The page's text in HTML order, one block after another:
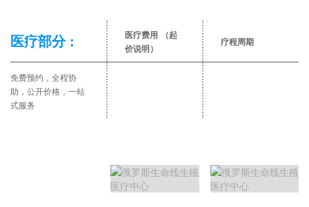
医疗部分 : 医疗费用
（起
价说明）
疗程周期
免费预约，全程协
助，公开价格，一站
式服务